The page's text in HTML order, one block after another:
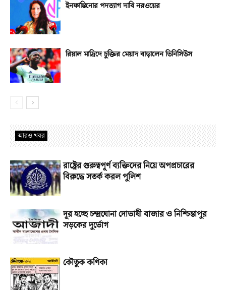
ইনফান্তিনোর পদত্যাগ দাবি নরওয়ের
রিয়াল মাদ্রিদে চুক্তির মেয়াদ বাড়ালেন ভিনিসিউস
আরও খবর
রাষ্ট্রের গুরুত্বপূর্ণ ব্যক্তিদের নিয়ে অপপ্রচারের
বিরুদ্ধে সতর্ক করল পুলিশ
দূর হচ্ছে চন্দ্রঘোনা দোভাষী বাজার ও নিশ্চিন্তাপুর
সড়কের দুর্ভোগ
কৌতুক কণিকা